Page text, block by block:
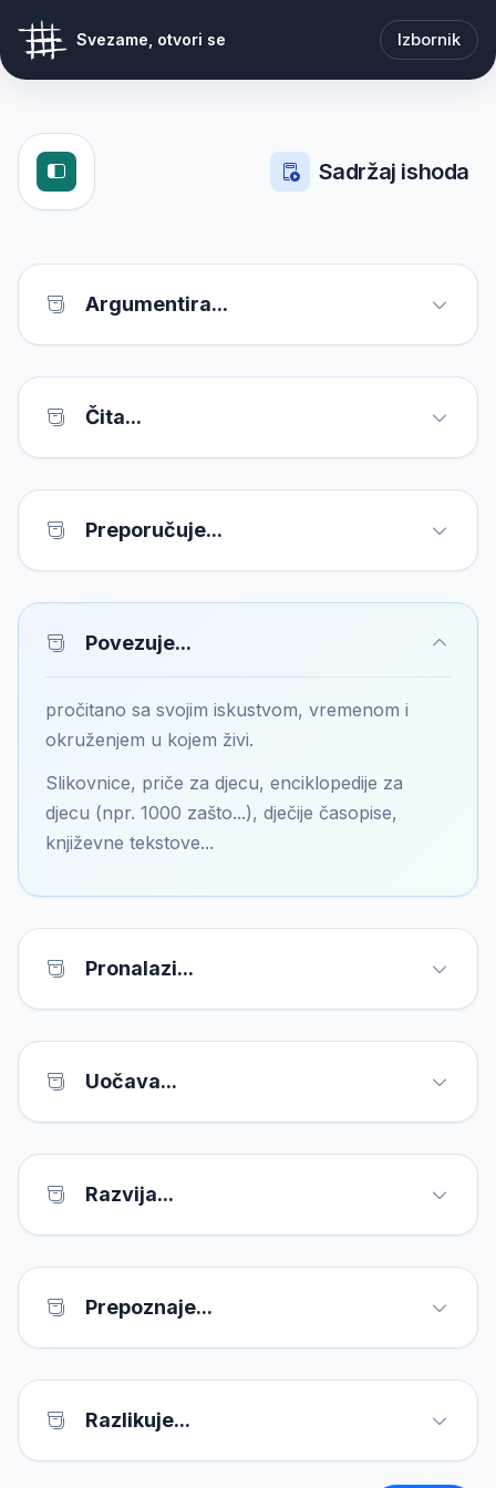
Svezame, otvori se Izbornik
Sadržaj ishoda
Argumentira...
Čita...
Preporučuje...
Povezuje...
pročitano sa svojim iskustvom, vremenom i
okruženjem u kojem živi.
Slikovnice, priče za djecu, enciklopedije za
djecu (npr. 1000 zašto...), dječije časopise,
književne tekstove...
Pronalazi...
Uočava...
Razvija...
Prepoznaje...
Razlikuje...